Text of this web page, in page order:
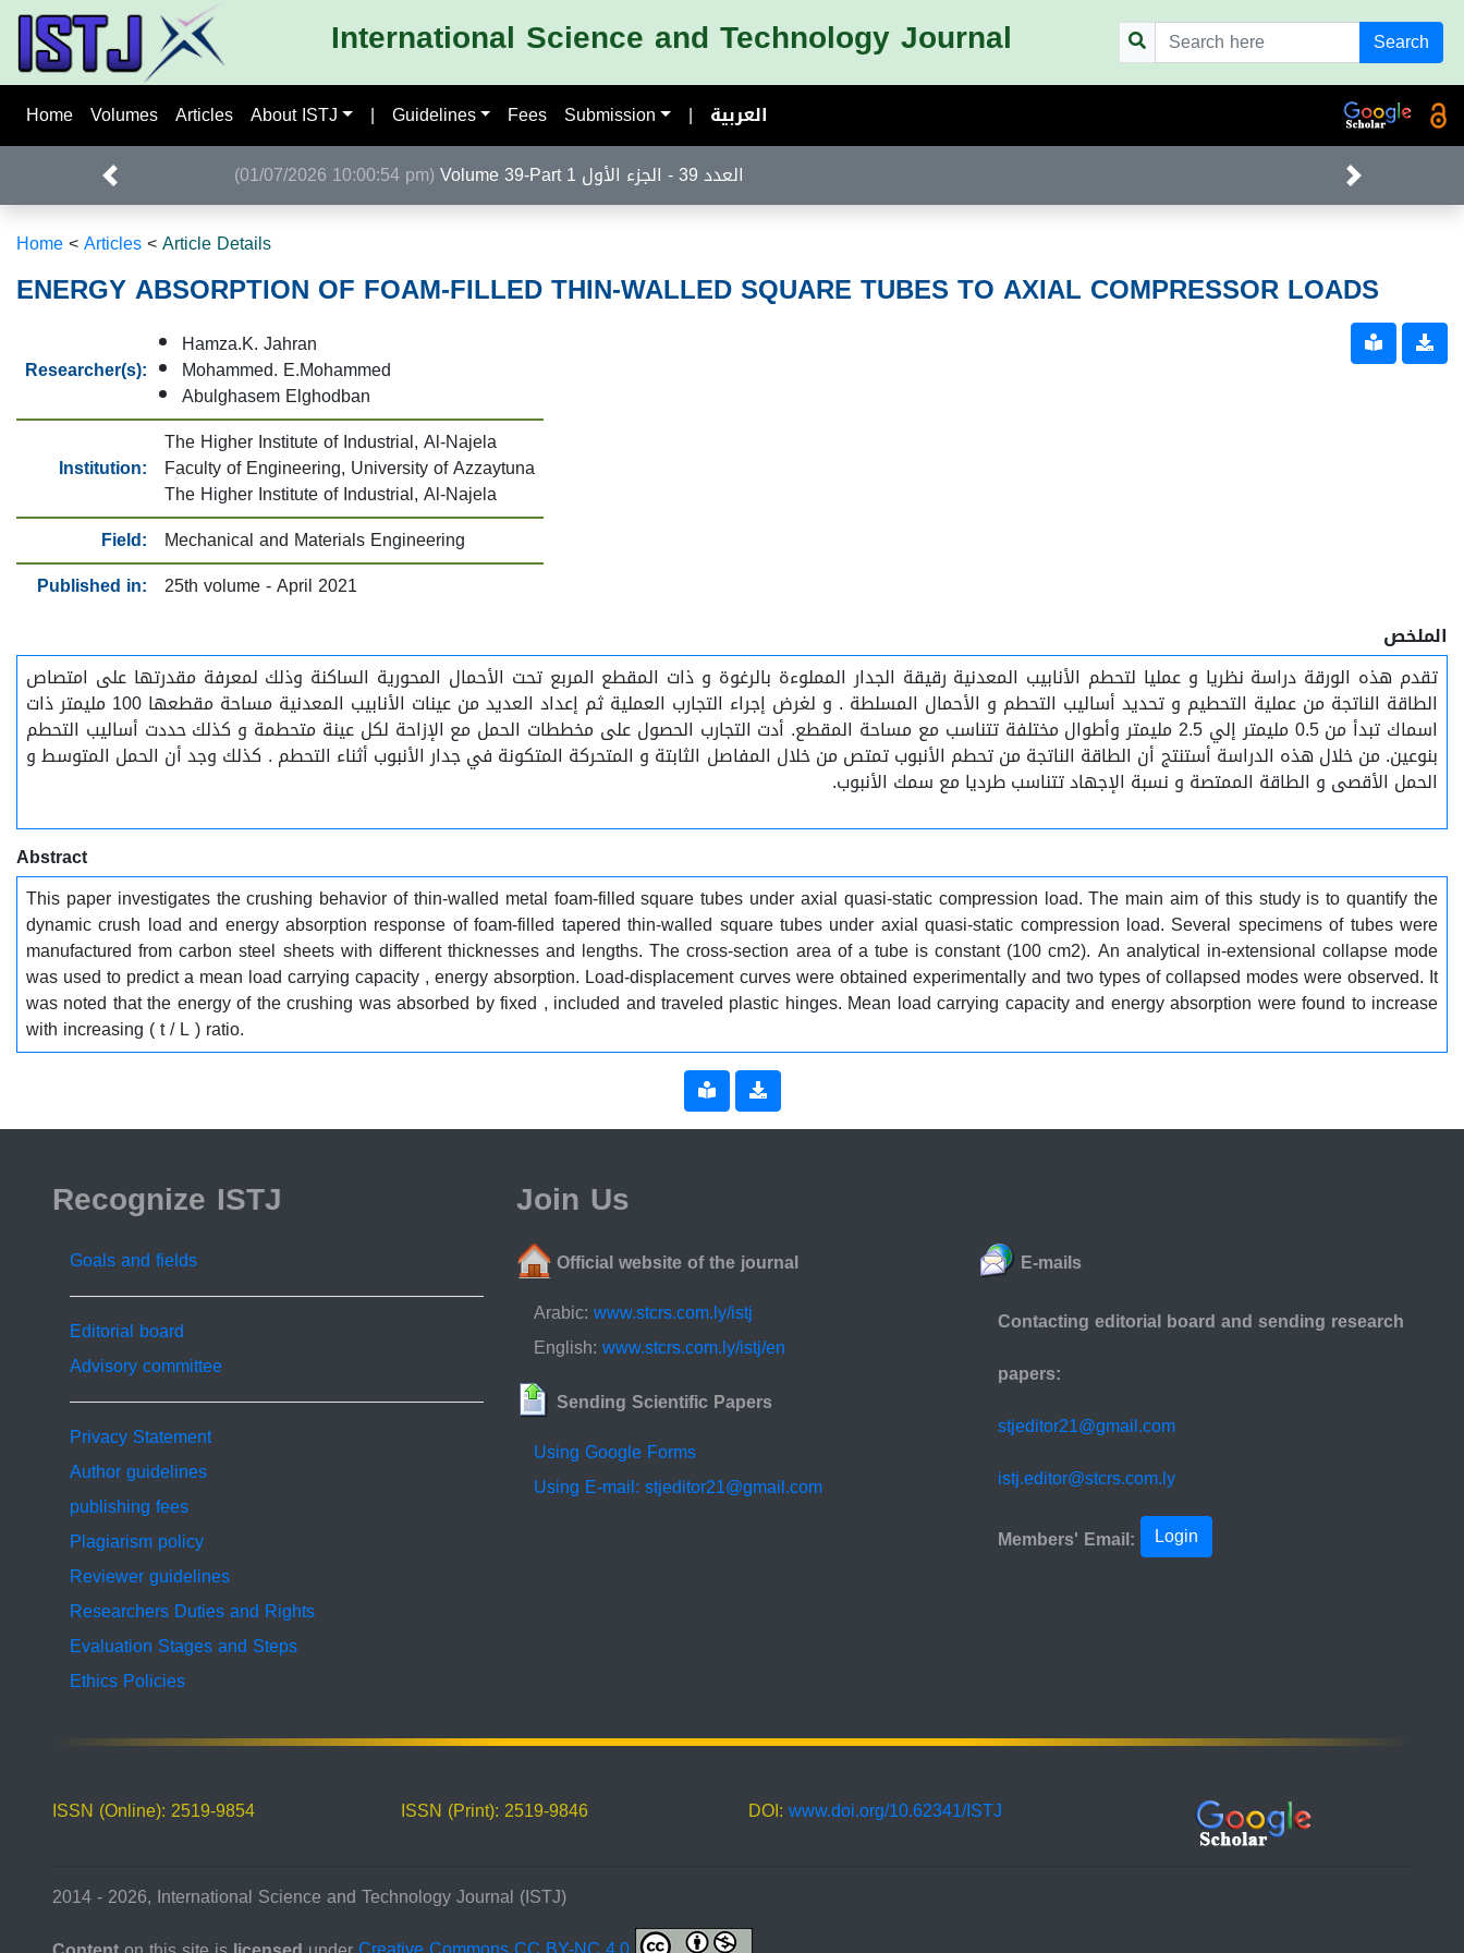
International Science and Technology Journal Search
Home Volumes Articles About ISTJ | Guidelines Fees Submission | العربية
(01/07/2026 10:00:54 pm)
Volume 39-Part 1 العدد 39 - الجزء الأول
Home<Articles<Article Details
ENERGY ABSORPTION OF FOAM-FILLED THIN-WALLED SQUARE TUBES TO AXIAL COMPRESSOR LOADS
Researcher(s):
Hamza.K. Jahran
Mohammed. E.Mohammed
Abulghasem Elghodban
Institution:
The Higher Institute of Industrial, Al-Najela
Faculty of Engineering, University of Azzaytuna
The Higher Institute of Industrial, Al-Najela
Field: Mechanical and Materials Engineering
Published in: 25th volume - April 2021
الملخص
تقدم هذه الورقة دراسة نظريا و عمليا لتحطم الأنابيب المعدنية رقيقة الجدار المملوءة بالرغوة و ذات المقطع المربع تحت الأحمال المحورية الساكنة وذلك لمعرفة مقدرتها على امتصاص
الطاقة الناتجة من عملية التحطيم و تحديد أساليب التحطم و الأحمال المسلطة . و لغرض إجراء التجارب العملية ثم إعداد العديد من عينات الأنابيب المعدنية مساحة مقطعها 100 مليمتر ذات
اسماك تبدأ من 0.5 مليمتر إلي 2.5 مليمتر وأطوال مختلفة تتناسب مع مساحة المقطع. أدت التجارب الحصول على مخططات الحمل مع الإزاحة لكل عينة متحطمة و كذلك حددت أساليب التحطم
بنوعين. من خلال هذه الدراسة أستنتج أن الطاقة الناتجة من تحطم الأنبوب تمتص من خلال المفاصل الثابتة و المتحركة المتكونة في جدار الأنبوب أثناء التحطم . كذلك وجد أن الحمل المتوسط و
الحمل الأقصى و الطاقة الممتصة و نسبة الإجهاد تتناسب طرديا مع سمك الأنبوب.
Abstract
This paper investigates the crushing behavior of thin-walled metal foam-filled square tubes under axial quasi-static compression load. The main aim of this study is to quantify the
dynamic crush load and energy absorption response of foam-filled tapered thin-walled square tubes under axial quasi-static compression load. Several specimens of tubes were
manufactured from carbon steel sheets with different thicknesses and lengths. The cross-section area of a tube is constant (100 cm2). An analytical in-extensional collapse mode
was used to predict a mean load carrying capacity , energy absorption. Load-displacement curves were obtained experimentally and two types of collapsed modes were observed. It
was noted that the energy of the crushing was absorbed by fixed , included and traveled plastic hinges. Mean load carrying capacity and energy absorption were found to increase
with increasing ( t / L ) ratio.
ISSN 2519-9854
Recognize ISTJ
Goals and fields
Editorial board
Advisory committee
Privacy Statement
Author guidelines
publishing fees
Plagiarism policy
Reviewer guidelines
Researchers Duties and Rights
Evaluation Stages and Steps
Ethics Policies
Join Us
Official website of the journal
Arabic:www.stcrs.com.ly/istj
English:www.stcrs.com.ly/istj/en
Sending Scientific Papers
Using Google Forms
Using E-mail: stjeditor21@gmail.com
E-mails
Contacting editorial board and sending research
papers:
stjeditor21@gmail.com
istj.editor@stcrs.com.ly
Members' Email:
Login
ISSN (Online): 2519-9854 ISSN (Print): 2519-9846 DOI:www.doi.org/10.62341/ISTJ
2014 - 2026, International Science and Technology Journal (ISTJ)